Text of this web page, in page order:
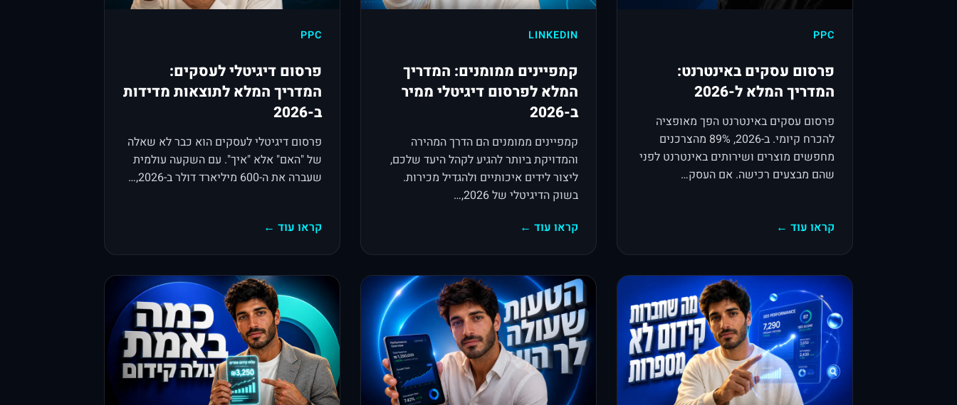
PPC
פרסום עסקים באינטרנט:
המדריך המלא ל-2026
פרסום עסקים באינטרנט הפך מאופציה
להכרח קיומי. ב-2026, 89% מהצרכנים
מחפשים מוצרים ושירותים באינטרנט לפני
שהם מבצעים רכישה. אם העסק…
קראו עוד ←
LINKEDIN
קמפיינים ממומנים: המדריך
המלא לפרסום דיגיטלי ממיר
ב-2026
קמפיינים ממומנים הם הדרך המהירה
והמדויקת ביותר להגיע לקהל היעד שלכם,
ליצור לידים איכותיים ולהגדיל מכירות.
בשוק הדיגיטלי של 2026,…
קראו עוד ←
PPC
פרסום דיגיטלי לעסקים:
המדריך המלא לתוצאות מדידות
ב-2026
פרסום דיגיטלי לעסקים הוא כבר לא שאלה
של "האם" אלא "איך". עם השקעה עולמית
שעברה את ה-600 מיליארד דולר ב-2026,…
קראו עוד ←